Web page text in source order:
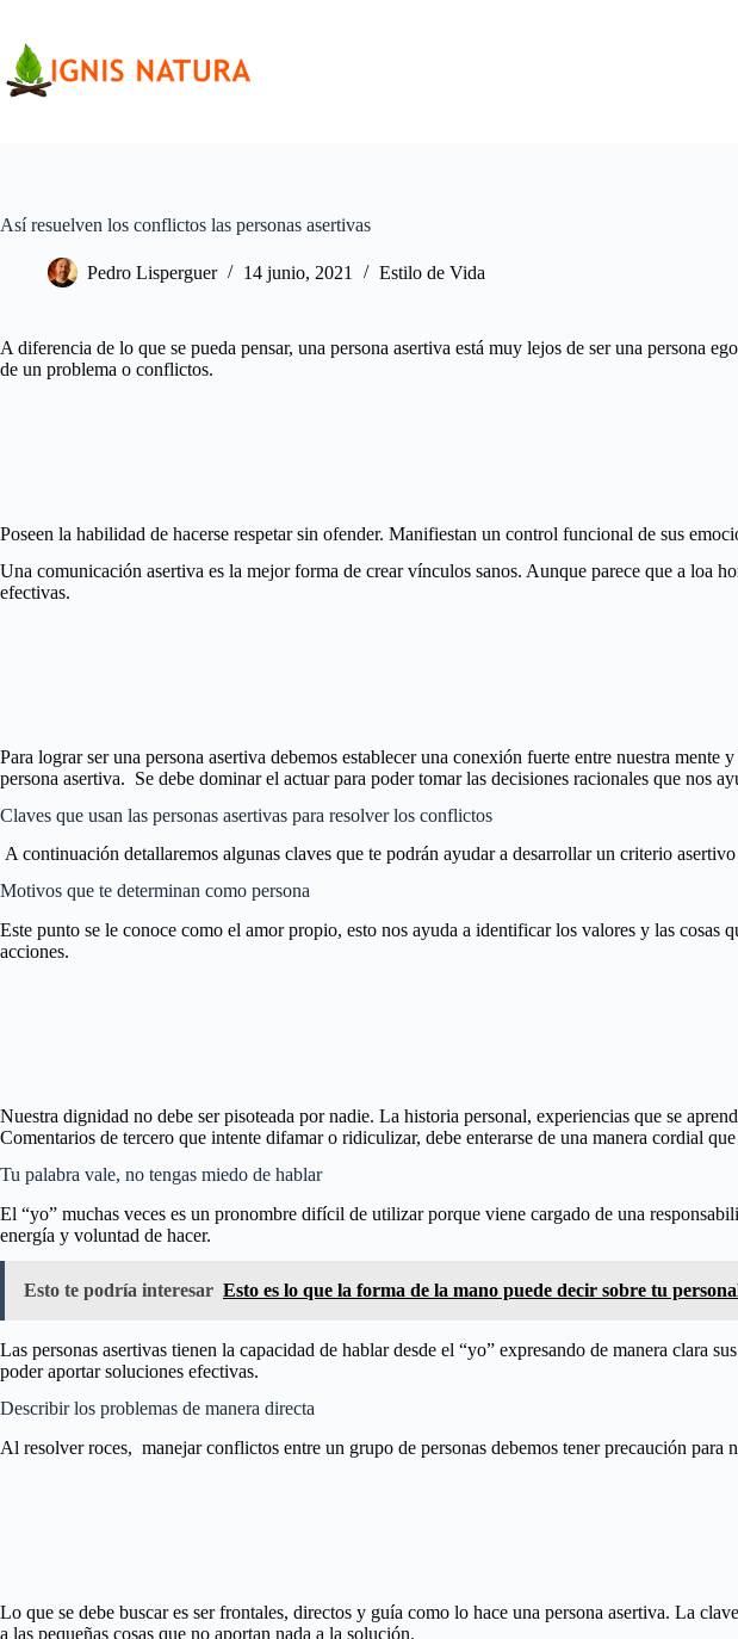
contenido
Así resuelven los conflictos las personas asertivas
Pedro Lisperguer 14 junio, 2021 Estilo de Vida
A diferencia de lo que se pueda pensar, una persona asertiva está muy lejos de ser una persona
de un problema o conflictos.
Poseen la habilidad de hacerse respetar sin ofender. Manifiestan un control funcional de sus
Una comunicación asertiva es la mejor forma de crear vínculos sanos. Aunque parece que a loa
efectivas.
Para lograr ser una persona asertiva debemos establecer una conexión fuerte entre nuestra
persona asertiva. Se debe dominar el actuar para poder tomar las decisiones racionales que nos
Claves que usan las personas asertivas para resolver los conflictos
A continuación detallaremos algunas claves que te podrán ayudar a desarrollar un criterio
Motivos que te determinan como persona
Este punto se le conoce como el amor propio, esto nos ayuda a identificar los valores y las cosas
acciones.
Nuestra dignidad no debe ser pisoteada por nadie. La historia personal, experiencias que se
Comentarios de tercero que intente difamar o ridiculizar, debe enterarse de una manera cordial
Tu palabra vale, no tengas miedo de hablar
El “yo” muchas veces es un pronombre difícil de utilizar porque viene cargado de una
energía y voluntad de hacer.
Esto te podría interesar Esto es lo que la forma de la mano puede decir sobre tu
Las personas asertivas tienen la capacidad de hablar desde el “yo” expresando de manera clara
poder aportar soluciones efectivas.
Describir los problemas de manera directa
Al resolver roces, manejar conflictos entre un grupo de personas debemos tener precaución para
Lo que se debe buscar es ser frontales, directos y guía como lo hace una persona asertiva. La
a las pequeñas cosas que no aportan nada a la solución.